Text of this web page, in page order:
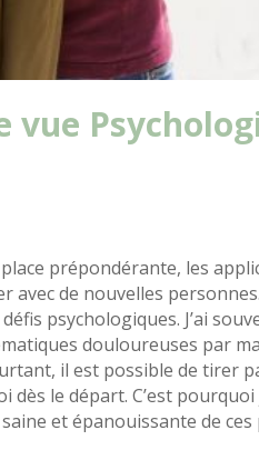
vue
prépondérante, les
avec de nouvelles
psychologiques. J’ai
douloureuses par
il est possible de tirer
dès le départ. C’est
et épanouissante de